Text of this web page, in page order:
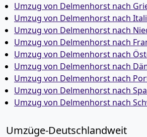
Umzug von Delmenhorst nach
Umzug von Delmenhorst nach
Umzug von Delmenhorst nach
Umzug von Delmenhorst nach
Umzug von Delmenhorst nach
Umzug von Delmenhorst nach
Umzug von Delmenhorst nach
Umzug von Delmenhorst nach
Umzug von Delmenhorst nach
Umzüge-Deutschlandweit